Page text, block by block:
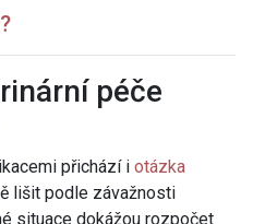
péče
přichází i otázka
lišit podle závažnosti
situace dokážou rozpočet